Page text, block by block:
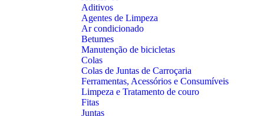
Aditivos
Agentes de Limpeza
Ar condicionado
Betumes
Manutenção de bicicletas
Colas
Colas de Juntas de Carroçaria
Ferramentas, Acessórios e Consumíveis
Limpeza e Tratamento de couro
Fitas
Juntas